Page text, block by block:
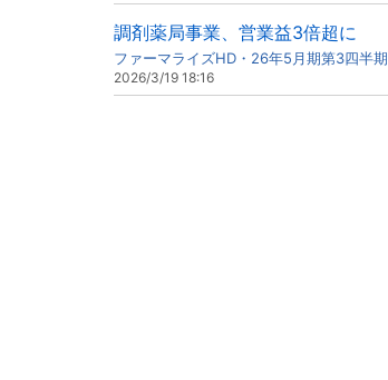
調剤薬局事業、営業益3倍超に
ファーマライズHD・26年5月期第3四半期
2026/3/19 18:16